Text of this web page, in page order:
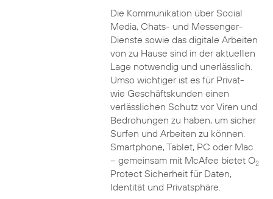
Die Kommunikation über Social
Media, Chats- und Messenger-
Dienste sowie das digitale Arbeiten
von zu Hause sind in der aktuellen
Lage notwendig und unerlässlich.
Umso wichtiger ist es für Privat-
wie Geschäftskunden einen
verlässlichen Schutz vor Viren und
Bedrohungen zu haben, um sicher
Surfen und Arbeiten zu können.
Smartphone, Tablet, PC oder Mac
– gemeinsam mit McAfee bietet O2
Protect Sicherheit für Daten,
Identität und Privatsphäre.